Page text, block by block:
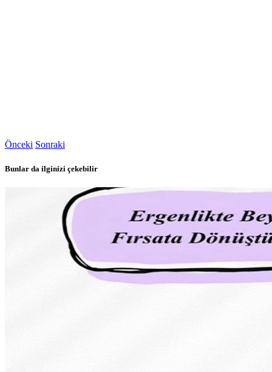
Önceki Sonraki
Bunlar da ilginizi çekebilir